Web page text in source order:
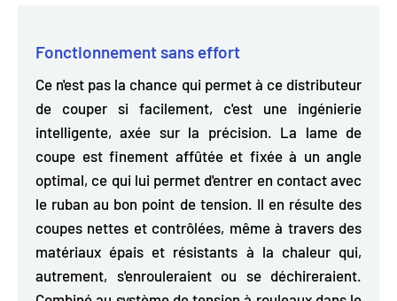
Fonctionnement sans effort
Ce n'est pas la chance qui permet à ce distributeur
de couper si facilement, c'est une ingénierie
intelligente, axée sur la précision. La lame de
coupe est finement affûtée et fixée à un angle
optimal, ce qui lui permet d'entrer en contact avec
le ruban au bon point de tension. Il en résulte des
coupes nettes et contrôlées, même à travers des
matériaux épais et résistants à la chaleur qui,
autrement, s'enrouleraient ou se déchireraient.